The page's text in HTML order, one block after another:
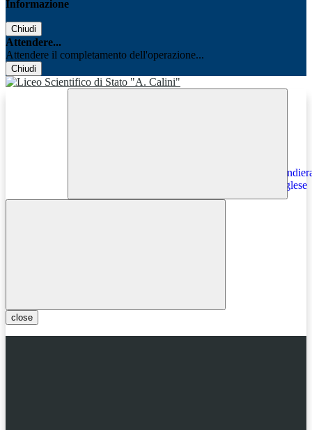
Informazione
Chiudi
Attendere...
Attendere il completamento dell'operazione...
Chiudi
close